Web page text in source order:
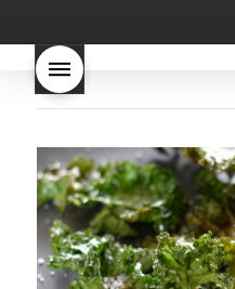
grossir les lentilles vertes
sont-elles bonnes pour la
santé les lentilles vertes
sont-elles bonnes pour vous
repas d'été repas de
printemps salade d'endives
salade de lentilles vertes
taboulé taboulé et lentilles
vertes